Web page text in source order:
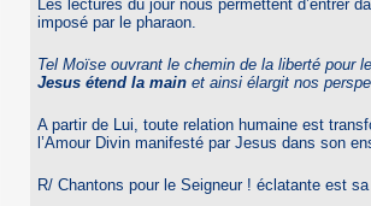
Les lectures du jour nous permettent d’entrer
imposé par le pharaon.
Tel Moïse ouvrant le chemin de la liberté pour
Jesus étend la main et ainsi élargit nos
A partir de Lui, toute relation humaine est
l’Amour Divin manifesté par Jesus dans son
R/ Chantons pour le Seigneur ! éclatante est